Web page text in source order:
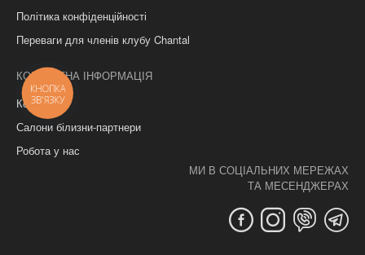
Політика конфіденційності
Переваги для членів клубу Chantal
КОНТАКТНА ІНФОРМАЦІЯ
Контакти
Салони білизни-партнери
Робота у нас
МИ В СОЦІАЛЬНИХ МЕРЕЖАХ
ТА МЕСЕНДЖЕРАХ
КНОПКА
ЗВ'ЯЗКУ